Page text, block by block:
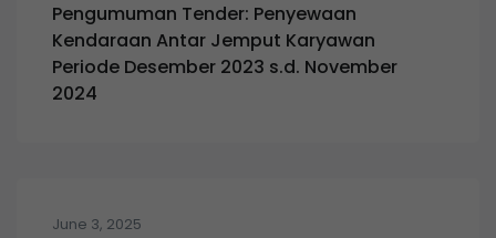
Pengumuman Tender: Penyewaan
Kendaraan Antar Jemput Karyawan
Periode Desember 2023 s.d. November
2024
June 3, 2025